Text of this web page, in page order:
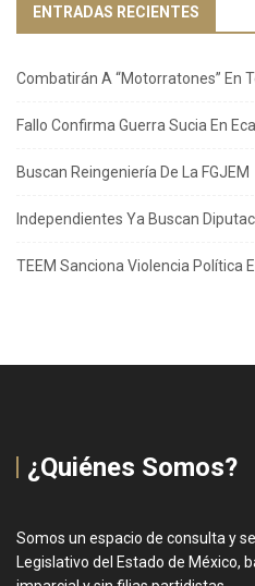
ENTRADAS RECIENTES
Combatirán A “Motorratones” En
Fallo Confirma Guerra Sucia En
Buscan Reingeniería De La FGJEM
Independientes Ya Buscan
TEEM Sanciona Violencia Política
¿Quiénes Somos?
Somos un espacio de consulta y
Legislativo del Estado de México,